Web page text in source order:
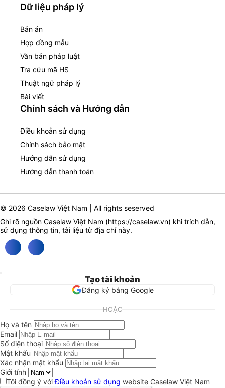
Dữ liệu pháp lý
Bản án
Hợp đồng mẫu
Văn bản pháp luật
Tra cứu mã HS
Thuật ngữ pháp lý
Bài viết
Chính sách và Hướng dẫn
Điều khoản sử dụng
Chính sách bảo mật
Hướng dẫn sử dụng
Hướng dẫn thanh toán
© 2026 Caselaw Việt Nam | All rights seserved
Ghi rõ nguồn Caselaw Việt Nam (https://caselaw.vn) khi trích dẫn,
sử dụng thông tin, tài liệu từ địa chỉ này.
Tạo tài khoản
Đăng ký bằng Google
HOẶC
Họ và tên
Email
Số điện thoại
Mật khẩu
Xác nhận mật khẩu
Giới tính
Tôi đồng ý vớiĐiều khoản sử dụng website Caselaw Việt Nam